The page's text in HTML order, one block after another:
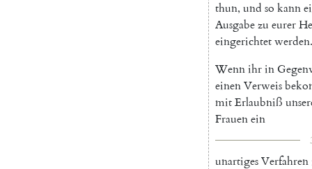
thun, und so kann
Ausgabezu eurer
eingerichtetwerden.
Wennihrin
einenVerweis
mitErlaubniß
Frauenein
unartigesVerfahren